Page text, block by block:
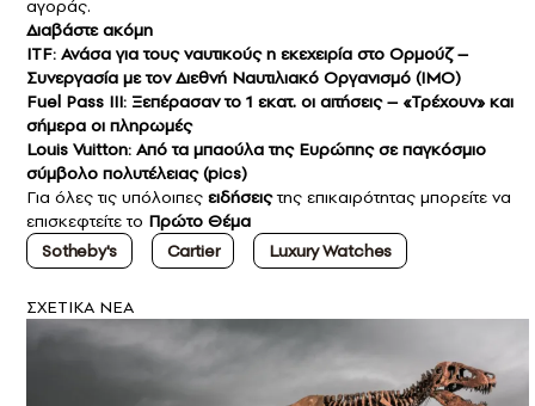
αγοράς.
Διαβάστε ακόμη
ITF: Ανάσα για τους ναυτικούς η εκεχειρία στο Ορμούζ –
Συνεργασία με τον Διεθνή Ναυτιλιακό Οργανισμό (IMO)
Fuel Pass III: Ξεπέρασαν το 1 εκατ. οι αιτήσεις – «Τρέχουν» και
σήμερα οι πληρωμές
Louis Vuitton: Από τα μπαούλα της Ευρώπης σε παγκόσμιο
σύμβολο πολυτέλειας (pics)
Για όλες τις υπόλοιπες ειδήσειςτης επικαιρότητας μπορείτε να
επισκεφτείτε το Πρώτο Θέμα
Sotheby's
Cartier Luxury Watches
ΣXETIKA NEA